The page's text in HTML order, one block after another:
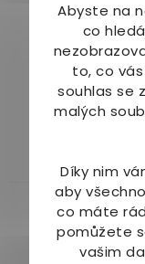
Abyste na
co
to, co
souhlas se
malých
Díky nim
aby
co máte
pomůžete
vašim
Australian
Krém na
olejem Tea
Průměrné
hodnocení
produktu
hvězdiček.
289 Kč